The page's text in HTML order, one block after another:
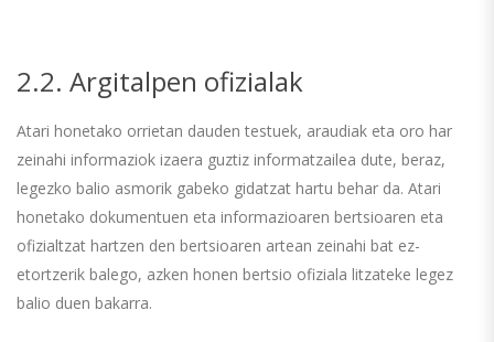
2.2. Argitalpen ofizialak
Atari honetako orrietan dauden testuek, araudiak eta oro har
zeinahi informaziok izaera guztiz informatzailea dute, beraz,
legezko balio asmorik gabeko gidatzat hartu behar da. Atari
honetako dokumentuen eta informazioaren bertsioaren eta
ofizialtzat hartzen den bertsioaren artean zeinahi bat ez-
etortzerik balego, azken honen bertsio ofiziala litzateke legez
balio duen bakarra.